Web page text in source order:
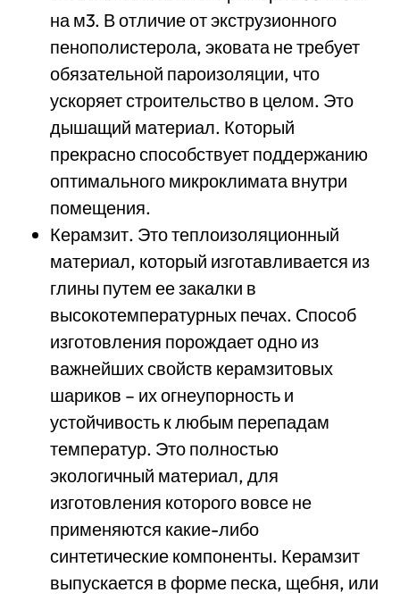
на м3. В отличие от экструзионного
пенополистерола, эковата не требует
обязательной пароизоляции, что
ускоряет строительство в целом. Это
дышащий материал. Который
прекрасно способствует поддержанию
оптимального микроклимата внутри
помещения.
Керамзит. Это теплоизоляционный
материал, который изготавливается из
глины путем ее закалки в
высокотемпературных печах. Способ
изготовления порождает одно из
важнейших свойств керамзитовых
шариков – их огнеупорность и
устойчивость к любым перепадам
температур. Это полностью
экологичный материал, для
изготовления которого вовсе не
применяются какие-либо
синтетические компоненты. Керамзит
выпускается в форме песка, щебня, или